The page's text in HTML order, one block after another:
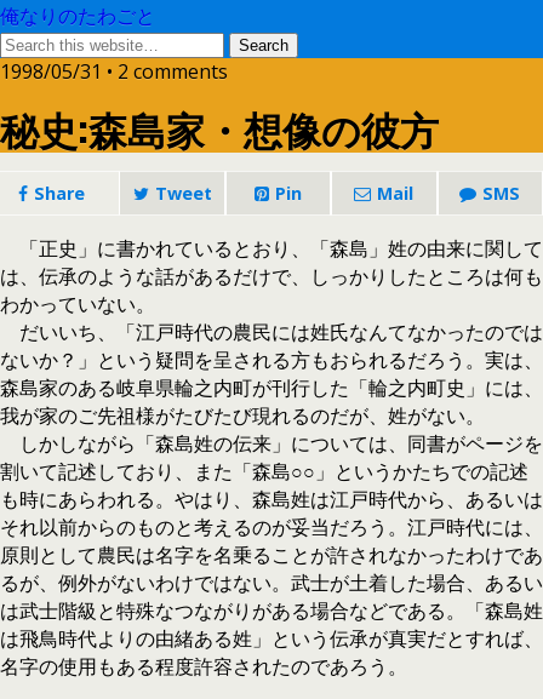
俺なりのたわごと
1998/05/31 • 2 comments
秘史:森島家・想像の彼方
Share Tweet Pin Mail SMS
「正史」に書かれているとおり、「森島」姓の由来に関して
は、伝承のような話があるだけで、しっかりしたところは何も
わかっていない。
だいいち、「江戸時代の農民には姓氏なんてなかったのでは
ないか？」という疑問を呈される方もおられるだろう。実は、
森島家のある岐阜県輪之内町が刊行した「輪之内町史」には、
我が家のご先祖様がたびたび現れるのだが、姓がない。
しかしながら「森島姓の伝来」については、同書がページを
割いて記述しており、また「森島○○」というかたちでの記述
も時にあらわれる。やはり、森島姓は江戸時代から、あるいは
それ以前からのものと考えるのが妥当だろう。江戸時代には、
原則として農民は名字を名乗ることが許されなかったわけであ
るが、例外がないわけではない。武士が土着した場合、あるい
は武士階級と特殊なつながりがある場合などである。「森島姓
は飛鳥時代よりの由緒ある姓」という伝承が真実だとすれば、
名字の使用もある程度許容されたのであろう。